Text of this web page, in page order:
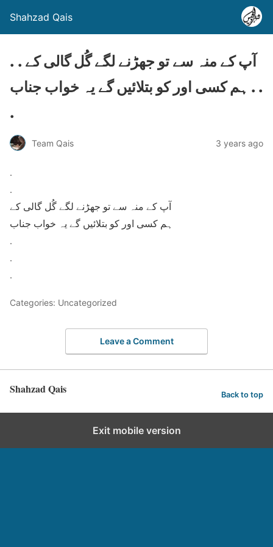
Shahzad Qais
. . آپ کے منہ سے تو جھڑنے لگے گُل گالی کے
ہم کسی اور کو بتلائیں گے یہ خواب جناب . .
.
Team Qais 3 years ago
.
.
آپ کے منہ سے تو جھڑنے لگے گُل گالی کے
ہم کسی اور کو بتلائیں گے یہ خواب جناب
.
.
.
Categories: Uncategorized
Leave a Comment
Shahzad Qais Back to top
Exit mobile version